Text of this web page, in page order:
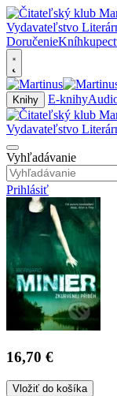
Doručenie
Knihy E-knihy
Vyhľadávanie
Prihlásiť
16,70 €
Vložiť do košíka